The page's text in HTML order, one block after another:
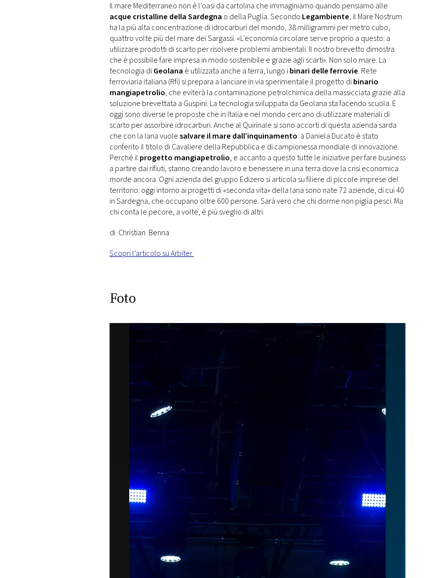
Il mare Mediterraneo non è l’oasi da cartolina che immaginiamo quando pensiamo alle
acque cristalline della Sardegna o della Puglia. Secondo Legambiente, il Mare Nostrum
ha la più alta concentrazione di idrocarburi del mondo, 38 milligrammi per metro cubo,
quattro volte più del mare dei Sargassi. «L’economia circolare serve proprio a questo: a
utilizzare prodotti di scarto per risolvere problemi ambientali. Il nostro brevetto dimostra
che è possibile fare impresa in modo sostenibile e grazie agli scarti». Non solo mare. La
tecnologia diGeolana è utilizzata anche a terra, lungo ibinari delle ferrovie. Rete
ferroviaria italiana (Rfi) si prepara a lanciare in via sperimentale il progetto dibinario
mangiapetrolio, che eviterà la contaminazione petrolchimica della massicciata grazie alla
soluzione brevettata a Guspini. La tecnologia sviluppata da Geolana sta facendo scuola. E
oggi sono diverse le proposte che in Italia e nel mondo cercano di utilizzare materiali di
scarto per assorbire idrocarburi. Anche al Quirinale si sono accorti di questa azienda sarda
che con la lana vuolesalvare il mare dall’inquinamento: a Daniela Ducato è stato
conferito il titolo di Cavaliere della Repubblica e di campionessa mondiale di innovazione.
Perché il progetto mangiapetrolio, e accanto a questo tutte le iniziative per fare business
a partire dai rifiuti, stanno creando lavoro e benessere in una terra dove la crisi economica
morde ancora. Ogni azienda del gruppo Edizero si articola su filiere di piccole imprese del
territorio: oggi intorno ai progetti di «seconda vita» della lana sono nate 72 aziende, di cui 40
in Sardegna, che occupano oltre 600 persone. Sarà vero che chi dorme non piglia pesci. Ma
chi conta le pecore, a volte, è più sveglio di altri.
di Christian Benna
Scopri l’articolo su Arbiter
Foto